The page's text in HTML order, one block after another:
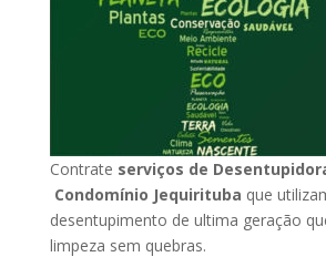
Contrate serviços de
Condomínio Jequirituba que
desentupimento de ultima geração
limpeza sem quebras.